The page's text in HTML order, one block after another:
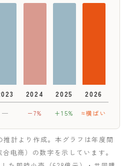
2024 2025 2026
— −7% +15% ≈横ばい
計より作成。本グラフは年度間
电商）の数字を示しています。